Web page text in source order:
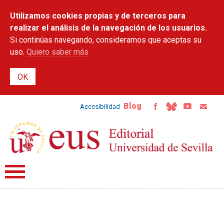
contenido
principal
Utilizamos cookies propias y de terceros para
realizar el análisis de la navegación de los usuarios.
Si continúas navegando, consideramos que aceptas su
uso. Quiero saber más
Accesibilidad Blog